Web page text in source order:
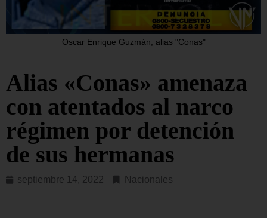
Oscar Enrique Guzmán, alias "Conas"
Alias «Conas» amenaza
con atentados al narco
régimen por detención
de sus hermanas
septiembre 14, 2022 Nacionales